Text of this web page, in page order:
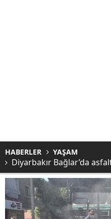
HABERLER YAŞAM
Diyarbakır Bağlar’da